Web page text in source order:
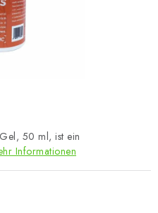
Impressum
50 ml, ist ein
Informationen